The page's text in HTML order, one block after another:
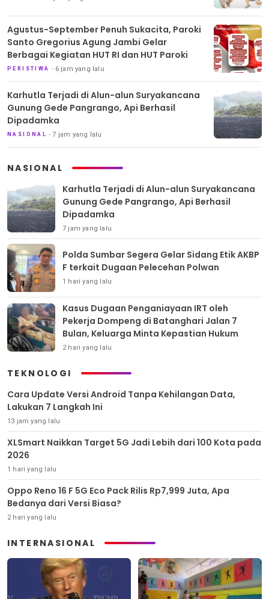
Agustus-September Penuh Sukacita, Paroki
Santo Gregorius Agung Jambi Gelar
Berbagai Kegiatan HUT RI dan HUT Paroki
PERISTIWA 6 jam yang lalu
Karhutla Terjadi di Alun-alun Suryakancana
Gunung Gede Pangrango, Api Berhasil
Dipadamka
NASIONAL 7 jam yang lalu
NASIONAL
Karhutla Terjadi di Alun-alun Suryakancana
Gunung Gede Pangrango, Api Berhasil
Dipadamka
7 jam yang lalu
Polda Sumbar Segera Gelar Sidang Etik AKBP
F terkait Dugaan Pelecehan Polwan
1 hari yang lalu
Kasus Dugaan Penganiayaan IRT oleh
Pekerja Dompeng di Batanghari Jalan 7
Bulan, Keluarga Minta Kepastian Hukum
2 hari yang lalu
TEKNOLOGI
Cara Update Versi Android Tanpa Kehilangan Data,
Lakukan 7 Langkah Ini
13 jam yang lalu
XLSmart Naikkan Target 5G Jadi Lebih dari 100 Kota pada
2026
1 hari yang lalu
Oppo Reno 16 F 5G Eco Pack Rilis Rp7,999 Juta, Apa
Bedanya dari Versi Biasa?
2 hari yang lalu
INTERNASIONAL